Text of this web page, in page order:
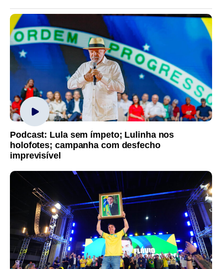
Podcast: Lula sem ímpeto; Lulinha nos
holofotes; campanha com desfecho
imprevisível